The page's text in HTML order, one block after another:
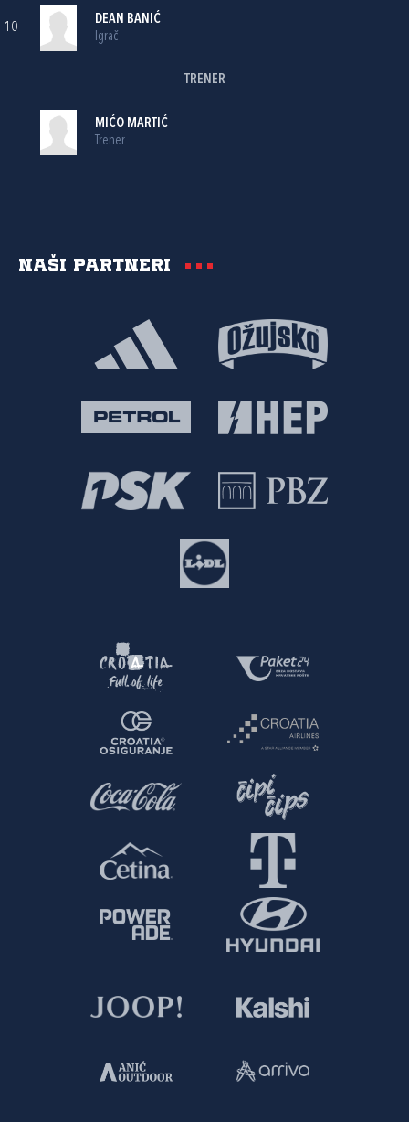
10
DEAN BANIĆ
Igrač
TRENER
MIĆO MARTIĆ
Trener
Naši partneri